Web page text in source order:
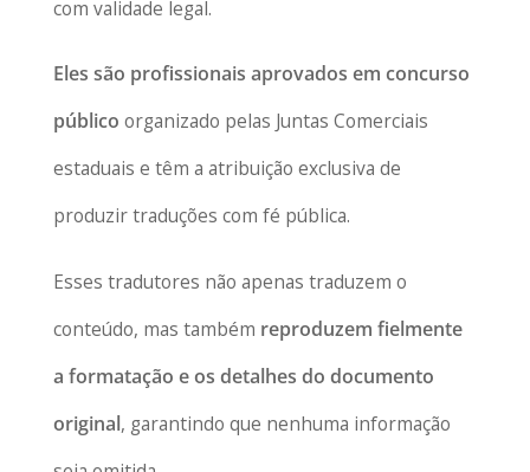
com validade legal.
Eles são profissionais aprovados em concurso
público organizado pelas Juntas Comerciais
estaduais e têm a atribuição exclusiva de
produzir traduções com fé pública.
Esses tradutores não apenas traduzem o
conteúdo, mas também reproduzem fielmente
a formatação e os detalhes do documento
original, garantindo que nenhuma informação